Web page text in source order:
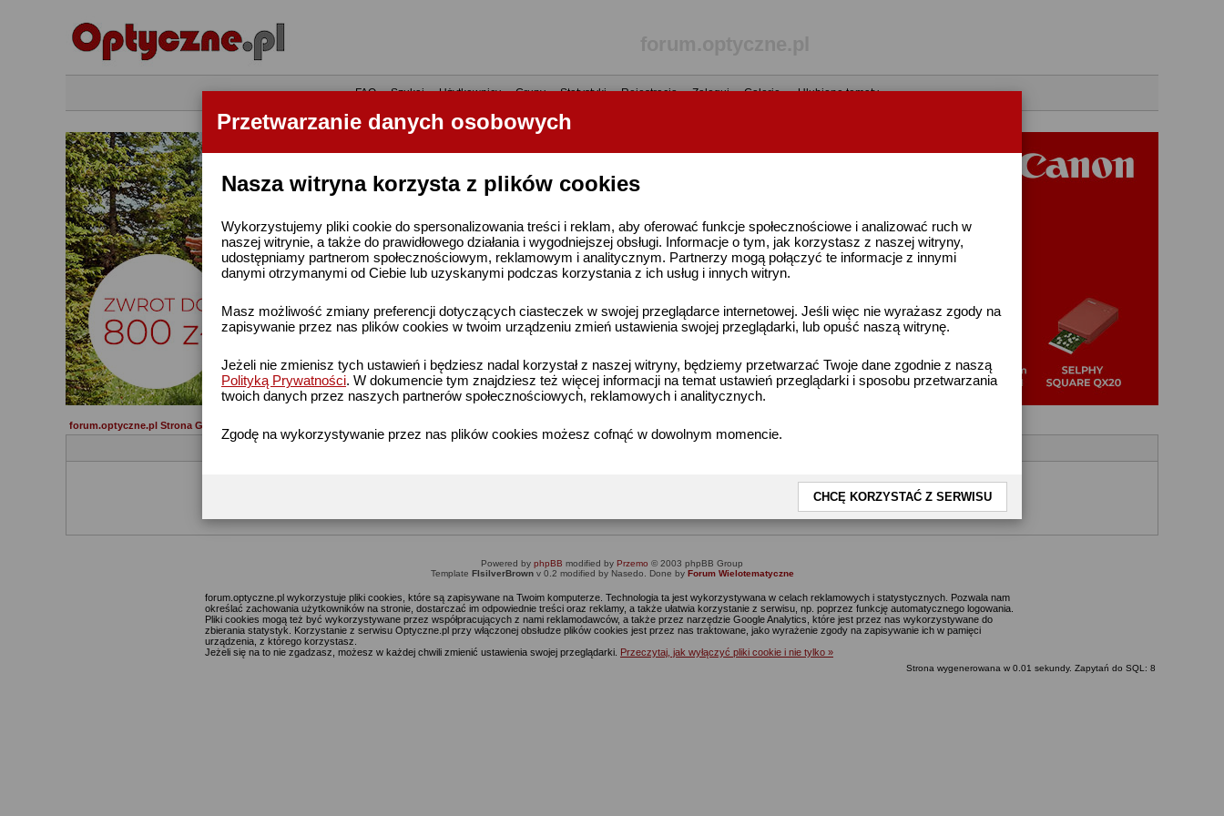
Przetwarzanie danych osobowych
Nasza witryna korzysta z plików cookies
Wykorzystujemy pliki cookie do spersonalizowania treści i reklam, aby oferować funkcje społecznościowe i analizować ruch w
naszej witrynie, a także do prawidłowego działania i wygodniejszej obsługi. Informacje o tym, jak korzystasz z naszej witryny,
udostępniamy partnerom społecznościowym, reklamowym i analitycznym. Partnerzy mogą połączyć te informacje z innymi
danymi otrzymanymi od Ciebie lub uzyskanymi podczas korzystania z ich usług i innych witryn.
Masz możliwość zmiany preferencji dotyczących ciasteczek w swojej przeglądarce internetowej. Jeśli więc nie wyrażasz zgody na
zapisywanie przez nas plików cookies w twoim urządzeniu zmień ustawienia swojej przeglądarki, lub opuść naszą witrynę.
Jeżeli nie zmienisz tych ustawień i będziesz nadal korzystał z naszej witryny, będziemy przetwarzać Twoje dane zgodnie z naszą
Polityką Prywatności. W dokumencie tym znajdziesz też więcej informacji na temat ustawień przeglądarki i sposobu przetwarzania
twoich danych przez naszych partnerów społecznościowych, reklamowych i analitycznych.
Zgodę na wykorzystywanie przez nas plików cookies możesz cofnąć w dowolnym momencie.
CHCĘ KORZYSTAĆ Z SERWISU
•FAQ•Szukaj•Użytkownicy•Grupy•Statystyki•Rejestracja•Zaloguj•Galerie• Ulubione tematy
forum.optyczne.pl Strona Główna
żeby przejść do formularza rejestracyjnego.
Powered by phpBB modified by Przemo © 2003 phpBB Group
Template FIsilverBrownv 0.2 modified by Nasedo. Done by Forum Wielotematyczne
forum.optyczne.pl wykorzystuje pliki cookies, które są zapisywane na Twoim komputerze. Technologia ta jest wykorzystywana w celach reklamowych i statystycznych. Pozwala nam
określać zachowania użytkowników na stronie, dostarczać im odpowiednie treści oraz reklamy, a także ułatwia korzystanie z serwisu, np. poprzez funkcję automatycznego logowania.
Pliki cookies mogą też być wykorzystywane przez współpracujących z nami reklamodawców, a także przez narzędzie Google Analytics, które jest przez nas wykorzystywane do
zbierania statystyk. Korzystanie z serwisu Optyczne.pl przy włączonej obsłudze plików cookies jest przez nas traktowane, jako wyrażenie zgody na zapisywanie ich w pamięci
urządzenia, z którego korzystasz.
Jeżeli się na to nie zgadzasz, możesz w każdej chwili zmienić ustawienia swojej przeglądarki. Przeczytaj, jak wyłączyć pliki cookie i nie tylko »
Strona wygenerowana w 0.01 sekundy. Zapytań do SQL: 8